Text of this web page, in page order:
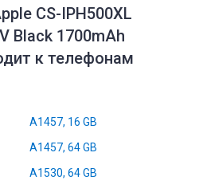
CS-IPH500XL
Black 1700mAh
к телефонам
A1457, 16 GB
A1457, 64 GB
A1530, 64 GB